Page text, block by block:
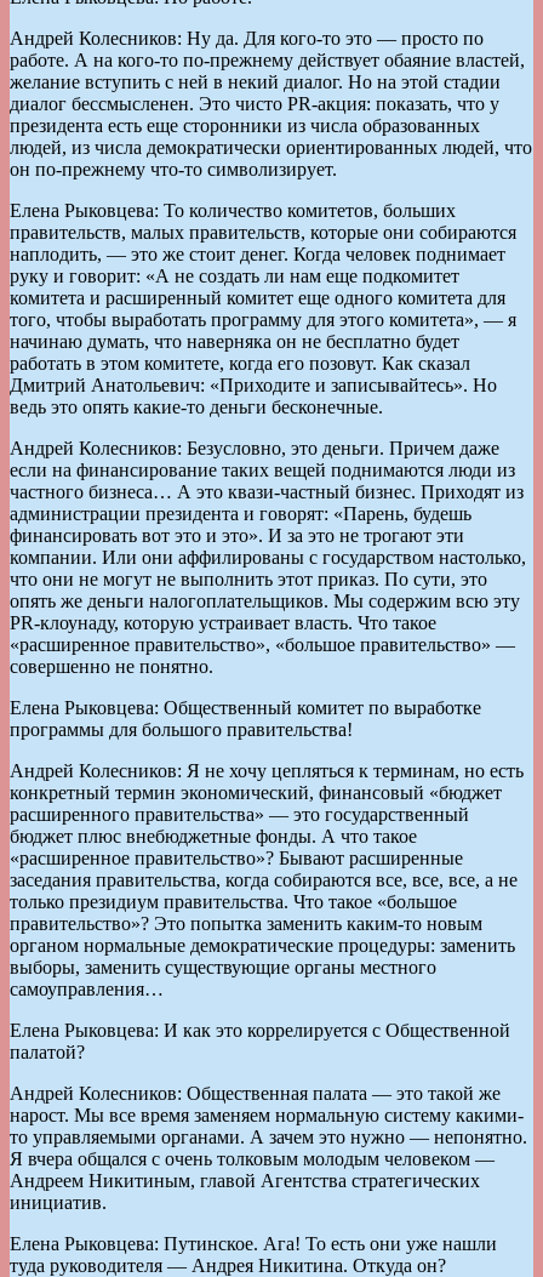
Андрей Колесников: Ну да. Для кого-то это — просто по
работе. А на кого-то по-прежнему действует обаяние властей,
желание вступить с ней в некий диалог. Но на этой стадии
диалог бессмысленен. Это чисто PR-акция: показать, что у
президента есть еще сторонники из числа образованных
людей, из числа демократически ориентированных людей, что
он по-прежнему что-то символизирует.
Елена Рыковцева: То количество комитетов, больших
правительств, малых правительств, которые они собираются
наплодить, — это же стоит денег. Когда человек поднимает
руку и говорит: «А не создать ли нам еще подкомитет
комитета и расширенный комитет еще одного комитета для
того, чтобы выработать программу для этого комитета», — я
начинаю думать, что наверняка он не бесплатно будет
работать в этом комитете, когда его позовут. Как сказал
Дмитрий Анатольевич: «Приходите и записывайтесь». Но
ведь это опять какие-то деньги бесконечные.
Андрей Колесников: Безусловно, это деньги. Причем даже
если на финансирование таких вещей поднимаются люди из
частного бизнеса… А это квази-частный бизнес. Приходят из
администрации президента и говорят: «Парень, будешь
финансировать вот это и это». И за это не трогают эти
компании. Или они аффилированы с государством настолько,
что они не могут не выполнить этот приказ. По сути, это
опять же деньги налогоплательщиков. Мы содержим всю эту
PR-клоунаду, которую устраивает власть. Что такое
«расширенное правительство», «большое правительство» —
совершенно не понятно.
Елена Рыковцева: Общественный комитет по выработке
программы для большого правительства!
Андрей Колесников: Я не хочу цепляться к терминам, но есть
конкретный термин экономический, финансовый «бюджет
расширенного правительства» — это государственный
бюджет плюс внебюджетные фонды. А что такое
«расширенное правительство»? Бывают расширенные
заседания правительства, когда собираются все, все, все, а не
только президиум правительства. Что такое «большое
правительство»? Это попытка заменить каким-то новым
органом нормальные демократические процедуры: заменить
выборы, заменить существующие органы местного
самоуправления…
Елена Рыковцева: И как это коррелируется с Общественной
палатой?
Андрей Колесников: Общественная палата — это такой же
нарост. Мы все время заменяем нормальную систему какими-
то управляемыми органами. А зачем это нужно — непонятно.
Я вчера общался с очень толковым молодым человеком —
Андреем Никитиным, главой Агентства стратегических
инициатив.
Елена Рыковцева: Путинское. Ага! То есть они уже нашли
туда руководителя — Андрея Никитина. Откуда он?